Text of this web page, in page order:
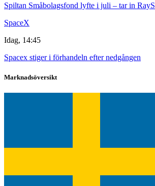
Spiltan Småbolagsfond lyfte i juli – tar in
SpaceX
Idag, 14:45
Spacex stiger i förhandeln efter nedgången
Marknadsöversikt